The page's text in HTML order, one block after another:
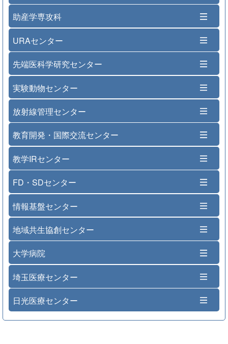
助産学専攻科
URAセンター
先端医科学研究センター
実験動物センター
放射線管理センター
教育開発・国際交流センター
教学IRセンター
FD・SDセンター
情報基盤センター
地域共生協創センター
大学病院
埼玉医療センター
日光医療センター